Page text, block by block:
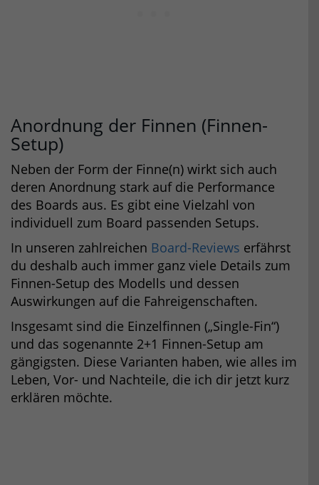
Anordnung der Finnen (Finnen-
Setup)
Neben der Form der Finne(n) wirkt sich auch
deren Anordnung stark auf die Performance
des Boards aus. Es gibt eine Vielzahl von
individuell zum Board passenden Setups.
In unseren zahlreichen Board-Reviews erfährst
du deshalb auch immer ganz viele Details zum
Finnen-Setup des Modells und dessen
Auswirkungen auf die Fahreigenschaften.
Insgesamt sind die Einzelfinnen („Single-Fin“)
und das sogenannte 2+1 Finnen-Setup am
gängigsten. Diese Varianten haben, wie alles im
Leben, Vor- und Nachteile, die ich dir jetzt kurz
erklären möchte.